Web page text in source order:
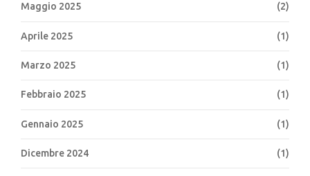
Maggio 2025 (2)
Aprile 2025 (1)
Marzo 2025 (1)
Febbraio 2025 (1)
Gennaio 2025 (1)
Dicembre 2024 (1)